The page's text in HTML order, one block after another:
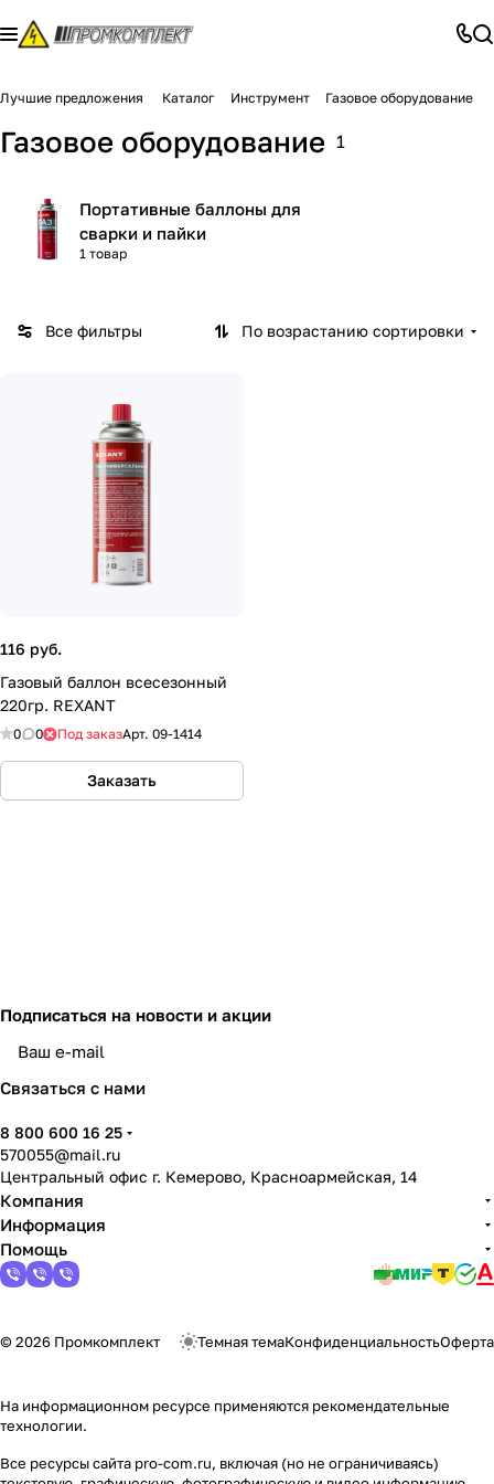
Лучшие предложения Каталог Инструмент Газовое оборудование
Газовое оборудование 1
Портативные баллоны для
сварки и пайки
1 товар
Все фильтры По возрастанию сортировки
116 руб.
Газовый баллон всесезонный
220гр. REXANT
0 0 Под заказАрт. 09-1414
Заказать
Подписаться на новости и акции
Связаться с нами
8 800 600 16 25
570055@mail.ru
Центральный офис г. Кемерово, Красноармейская, 14
Компания
Информация
Помощь
© 2026 Промкомплект Темная темаКонфиденциальностьОферта
На информационном ресурсе применяются рекомендательные
технологии.
Все ресурсы сайта pro-com.ru, включая (но не ограничиваясь)